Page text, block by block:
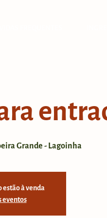
Grande - Lagoinha
estão à venda
eventos